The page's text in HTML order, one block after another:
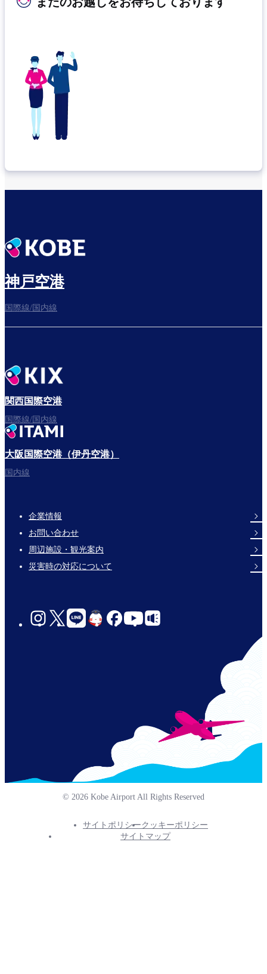
神戸空港
国際線/国内線
関西国際空港
国際線/国内線
大阪国際空港（伊丹空港）
国内線
Footer
Links
企業情報
お問い合わせ
周辺施設・観光案内
災害時の対応について
social-
© 2026 Kobe Airport All Rights Reserved
サイトポリシークッキーポリシー
サイトマップ